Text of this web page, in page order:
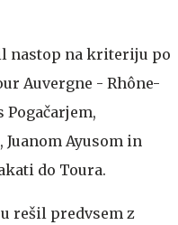
nastop na kriteriju po
Auvergne - Rhône-
Pogačarjem,
Juanom Ayusom in
do Toura.
rešil predvsem z